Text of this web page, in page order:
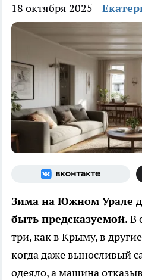
18 октября 2025
Зима на Южном Урале
быть предсказуемой.В
три, как в Крыму, в
когда даже выносливый
одеяло, а машина